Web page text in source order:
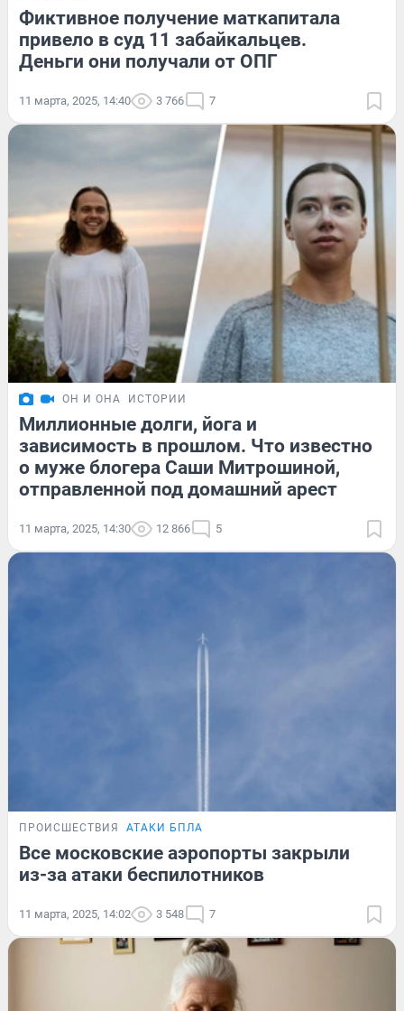
Фиктивное получение маткапитала
привело в суд 11 забайкальцев.
Деньги они получали от ОПГ
11 марта, 2025, 14:40 3 766 7
ОН И ОНА ИСТОРИИ
Миллионные долги, йога и
зависимость в прошлом. Что известно
о муже блогера Саши Митрошиной,
отправленной под домашний арест
11 марта, 2025, 14:30 12 866 5
ПРОИСШЕСТВИЯ АТАКИ БПЛА
Все московские аэропорты закрыли
из-за атаки беспилотников
11 марта, 2025, 14:02 3 548 7